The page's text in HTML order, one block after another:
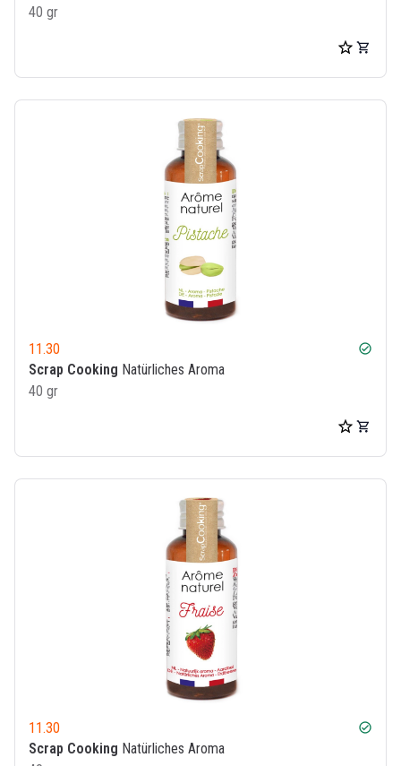
40 gr
11.30 check_circle
Scrap Cooking Natürliches Aroma
40 gr
11.30 check_circle
Scrap Cooking Natürliches Aroma